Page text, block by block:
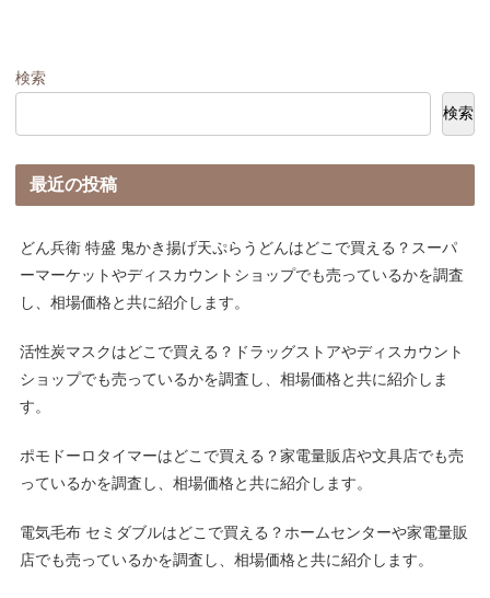
検索
検索
最近の投稿
どん兵衛 特盛 鬼かき揚げ天ぷらうどんはどこで買える？スーパ
ーマーケットやディスカウントショップでも売っているかを調査
し、相場価格と共に紹介します。
活性炭マスクはどこで買える？ドラッグストアやディスカウント
ショップでも売っているかを調査し、相場価格と共に紹介しま
す。
ポモドーロタイマーはどこで買える？家電量販店や文具店でも売
っているかを調査し、相場価格と共に紹介します。
電気毛布 セミダブルはどこで買える？ホームセンターや家電量販
店でも売っているかを調査し、相場価格と共に紹介します。